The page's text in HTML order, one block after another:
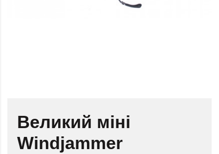
Великий міні
Windjammer